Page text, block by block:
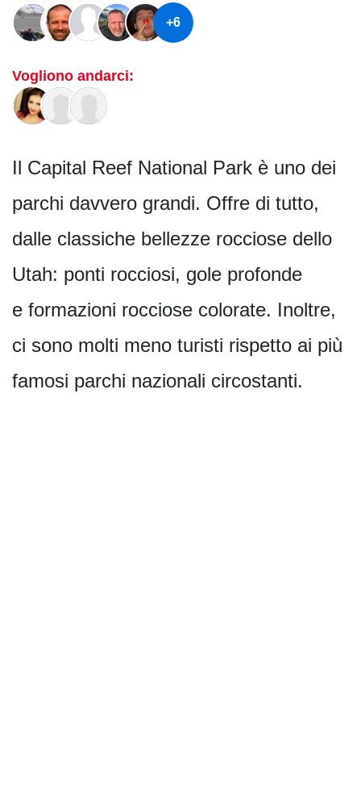
+6
Vogliono andarci:
Il Capital Reef National Park è uno dei
parchi davvero grandi. Offre di tutto,
dalle classiche bellezze rocciose dello
Utah: ponti rocciosi, gole profonde
e formazioni rocciose colorate. Inoltre,
ci sono molti meno turisti rispetto ai più
famosi parchi nazionali circostanti.